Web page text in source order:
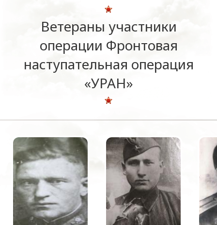
Ветераны участники
операции Фронтовая
наступательная операция
«УРАН»